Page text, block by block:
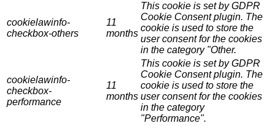
cookielawinfo-
checkbox-others
11
months
This cookie is set by GDPR
Cookie Consent plugin. The
cookie is used to store the
user consent for the cookies
in the category "Other.
cookielawinfo-
checkbox-
performance
11
months
This cookie is set by GDPR
Cookie Consent plugin. The
cookie is used to store the
user consent for the cookies
in the category
"Performance".